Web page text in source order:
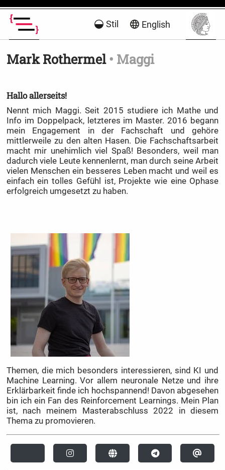
Stil English
Mark Rothermel• Maggi
Hallo allerseits!
Nennt mich Maggi. Seit 2015 studiere ich Mathe und
Info im Doppelpack, letzteres im Master. 2016 begann
mein Engagement in der Fachschaft und gehöre
mittlerweile zu den alten Hasen. Die Fachschaftsarbeit
macht mir unehimlich viel Spaß! Besonders, weil man
dadurch viele Leute kennenlernt, man durch seine Arbeit
vielen Menschen ein besseres Leben macht und weil es
einfach ein tolles Gefühl ist, Projekte wie eine Ophase
erfolgreich umgesetzt zu haben.
Themen, die mich besonders interessieren, sind KI und
Machine Learning. Vor allem neuronale Netze und ihre
Erklärbarkeit finde ich hochspannend! Davon abgesehen
bin ich ein Fan des Reinforcement Learnings. Mein Plan
ist, nach meinem Masterabschluss 2022 in diesem
Thema zu promovieren.